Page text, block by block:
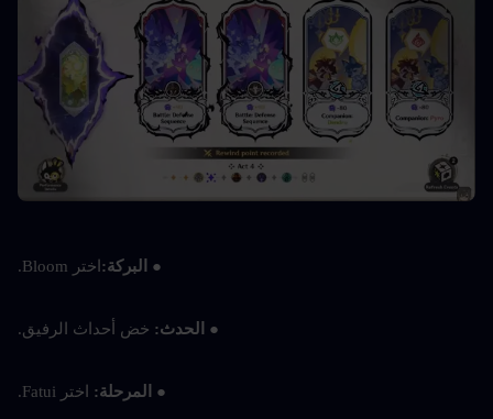
● البركة: اختر Bloom.
● الحدث: خض أحداث الرفيق.
● المرحلة: اختر Fatui.